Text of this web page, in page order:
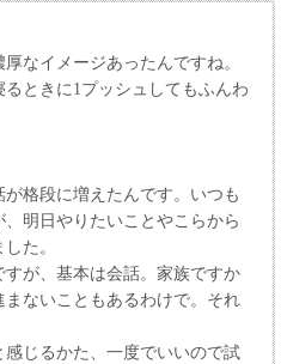
なイメージあったんですね。
ときに1プッシュしてもふんわ
格段に増えたんです。いつも
明日やりたいことやこらから
た。
が、基本は会話。家族ですか
ないこともあるわけで。それ
じるかた、一度でいいので試